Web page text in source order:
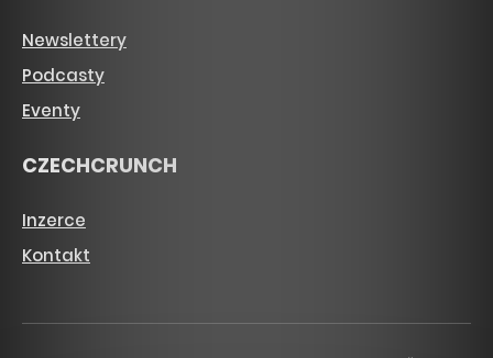
Newslettery
Podcasty
Eventy
CZECHCRUNCH
Inzerce
Kontakt